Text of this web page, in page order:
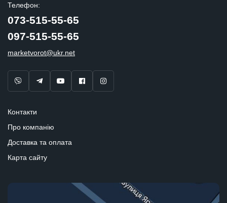
Телефон:
073-515-55-65
097-515-55-65
marketvorot@ukr.net
Контакти
Про компанію
Доставка та оплата
Карта сайту